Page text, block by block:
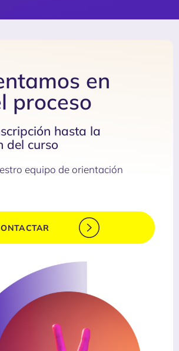
en
proceso
hasta la
del curso
equipo de orientación